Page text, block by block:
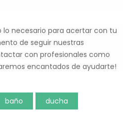
necesario para acertar con tu
de seguir nuestras
con profesionales como
encantados de ayudarte!
baño
ducha